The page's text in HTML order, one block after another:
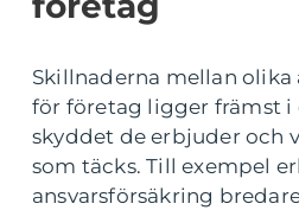
Skillnaderna mellan olika
för företag ligger främst
skyddet de erbjuder och
som täcks. Till exempel
ansvarsförsäkring